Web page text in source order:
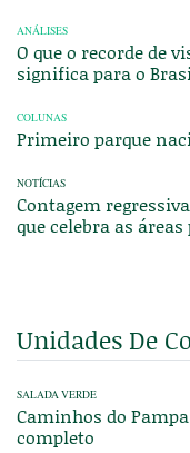
ANÁLISES
O que o recorde de
significa para o
COLUNAS
Primeiro parque
NOTÍCIAS
Contagem
que celebra as
Unidades De
SALADA VERDE
Caminhos do
completo